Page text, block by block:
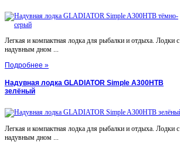
Легкая и компактная лодка для рыбалки и отдыха. Лодки с
надувным дном ...
Подробнее »
Надувная лодка GLADIATOR Simple A300НТВ
зелёный
Легкая и компактная лодка для рыбалки и отдыха. Лодки с
надувным дном ...